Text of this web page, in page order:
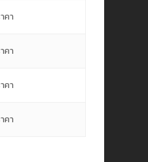
คา
คา
คา
คา